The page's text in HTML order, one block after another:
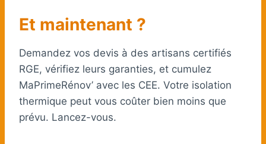
Et maintenant ?
Demandez vos devis à des artisans certifiés
RGE, vérifiez leurs garanties, et cumulez
MaPrimeRénov’ avec les CEE. Votre isolation
thermique peut vous coûter bien moins que
prévu. Lancez-vous.